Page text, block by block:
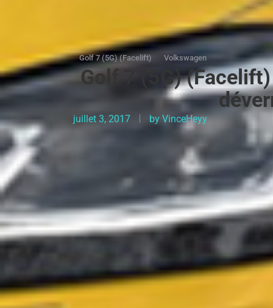
Golf 7 (5G) (Facelift) Volkswagen
Golf 7 (5G)
juillet 3, 2017 by VinceHeyy